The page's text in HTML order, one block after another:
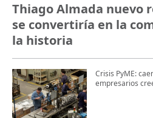
Thiago Almada nuevo
se convertiría en la
la historia
Crisis PyME:
empresarios